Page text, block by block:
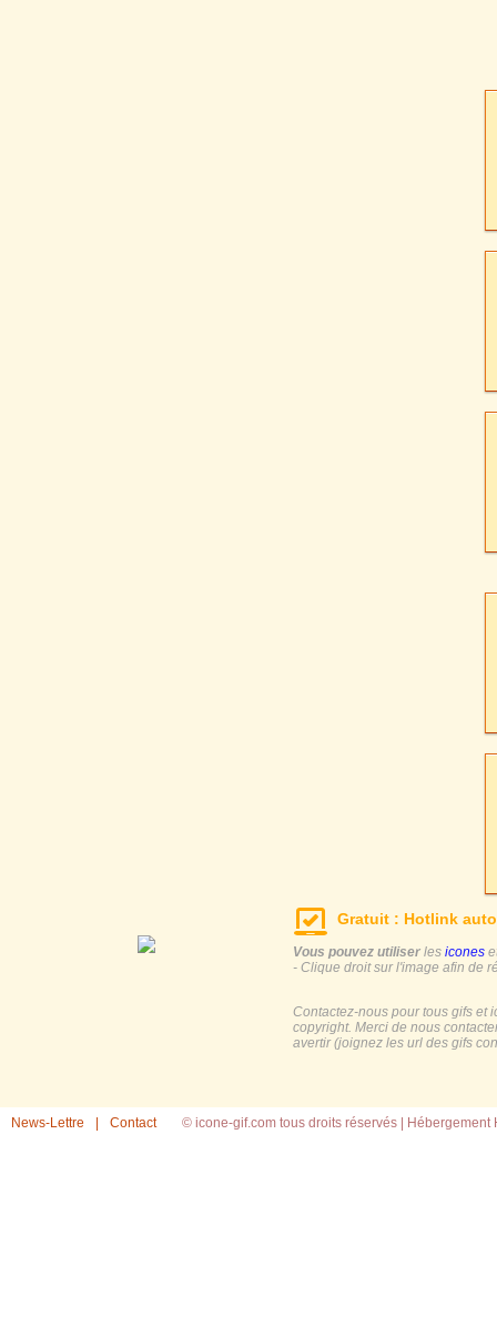
Gratuit : Hotlink
Vous pouvez utiliser les icones
- Clique droit sur l'image afin de
Contactez-nous pour tous gifs et
copyright. Merci de nous
avertir (joignez les url des gifs
News-Lettre Contact © icone-gif.com tous droits réservés | Hébergement